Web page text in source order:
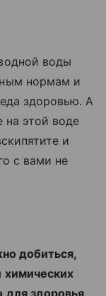
воды
нормам и
здоровью. А
на этой воде
и
с вами не
добиться,
химических
для здоровья